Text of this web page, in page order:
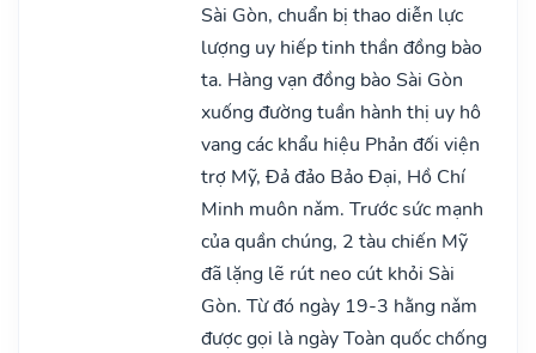
Sài Gòn, chuẩn bị thao diễn lực
lượng uy hiếp tinh thần đồng bào
ta. Hàng vạn đồng bào Sài Gòn
xuống đường tuần hành thị uy hô
vang các khẩu hiệu Phản đối viện
trợ Mỹ, Đả đảo Bảo Đại, Hồ Chí
Minh muôn nǎm. Trước sức mạnh
của quần chúng, 2 tàu chiến Mỹ
đã lặng lẽ rút neo cút khỏi Sài
Gòn. Từ đó ngày 19-3 hằng nǎm
được gọi là ngày Toàn quốc chống